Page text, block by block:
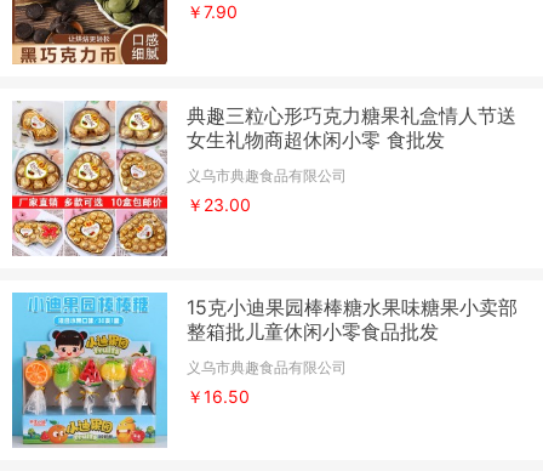
￥7.90
典趣三粒心形巧克力糖果礼盒情人节送
女生礼物商超休闲小零 食批发
义乌市典趣食品有限公司
￥23.00
15克小迪果园棒棒糖水果味糖果小卖部
整箱批儿童休闲小零食品批发
义乌市典趣食品有限公司
￥16.50